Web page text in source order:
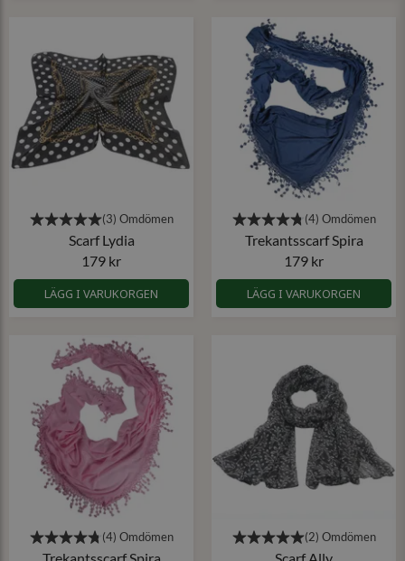
Scarf Lydia
179 kr
LÄGG I VARUKORGEN
Trekantsscarf Spira
179 kr
LÄGG I VARUKORGEN